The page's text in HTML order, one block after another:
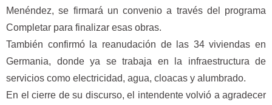
Menéndez, se firmará un convenio a través del programa
Completar para finalizar esas obras.
También confirmó la reanudación de las 34 viviendas en
Germania, donde ya se trabaja en la infraestructura de
servicios como electricidad, agua, cloacas y alumbrado.
En el cierre de su discurso, el intendente volvió a agradecer